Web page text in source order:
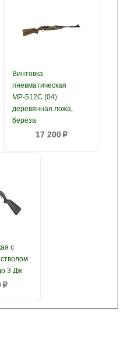
Винтовка
пневматическая
МР-512С (04)
деревянная ложа,
берёза
17 200p
с
3 Дж
p